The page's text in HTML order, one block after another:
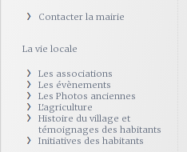
Contacter la mairie
La vie locale
Les associations
Les évènements
Les Photos anciennes
L'agriculture
Histoire du village et
témoignages des habitants
Initiatives des habitants